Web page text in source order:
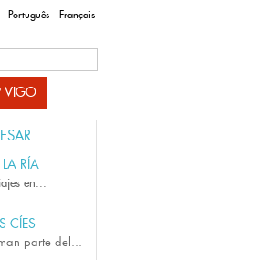
Português Français
VIGO
RÍA
en...
CÍES
parte del...